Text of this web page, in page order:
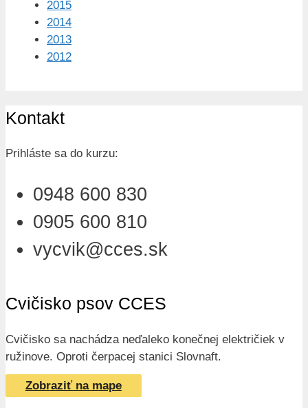
2015
2014
2013
2012
Kontakt
Prihláste sa do kurzu:
0948 600 830
0905 600 810
vycvik@cces.sk
Cvičisko psov CCES
Cvičisko sa nachádza neďaleko konečnej električiek v
ružinove. Oproti čerpacej stanici Slovnaft.
Zobraziť na mape